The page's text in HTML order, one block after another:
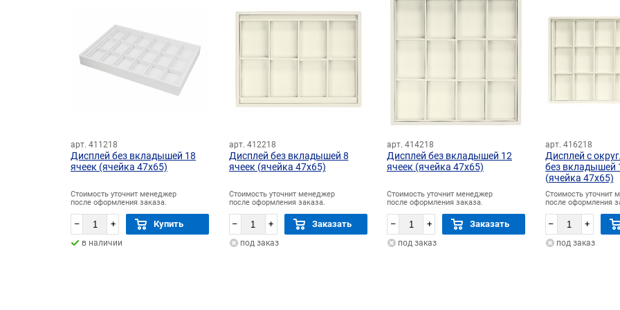
арт. 411218
Дисплей без вкладышей 18
ячеек (ячейка 47х65)
Стоимость уточнит менеджер
после оформления заказа.
– + Купить
в наличии
арт. 412218
Дисплей без вкладышей 8
ячеек (ячейка 47х65)
Стоимость уточнит менеджер
после оформления заказа.
– + Заказать
под заказ
арт. 414218
Дисплей без вкладышей 12
ячеек (ячейка 47х65)
Стоимость уточнит менеджер
после оформления заказа.
– + Заказать
под заказ
арт. 416218
Дисплей с
без вкладышей
(ячейка 47х65)
Стоимость уточнит
после оформления
– +
под заказ